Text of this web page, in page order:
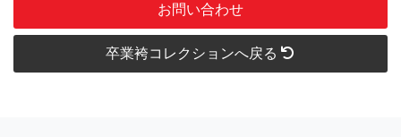
お問い合わせ
卒業袴コレクションへ戻る